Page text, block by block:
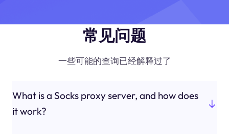
常见问题
一些可能的查询已经解释过了
What is a Socks proxy server, and how does
it work?